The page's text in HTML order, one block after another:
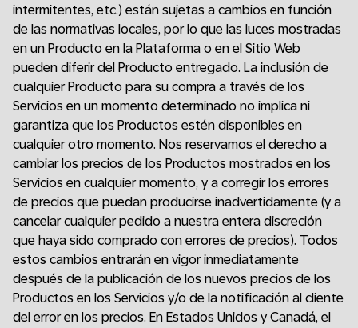
intermitentes, etc.) están sujetas a cambios en función
de las normativas locales, por lo que las luces mostradas
en un Producto en la Plataforma o en el Sitio Web
pueden diferir del Producto entregado. La inclusión de
cualquier Producto para su compra a través de los
Servicios en un momento determinado no implica ni
garantiza que los Productos estén disponibles en
cualquier otro momento. Nos reservamos el derecho a
cambiar los precios de los Productos mostrados en los
Servicios en cualquier momento, y a corregir los errores
de precios que puedan producirse inadvertidamente (y a
cancelar cualquier pedido a nuestra entera discreción
que haya sido comprado con errores de precios). Todos
estos cambios entrarán en vigor inmediatamente
después de la publicación de los nuevos precios de los
Productos en los Servicios y/o de la notificación al cliente
del error en los precios. En Estados Unidos y Canadá, el